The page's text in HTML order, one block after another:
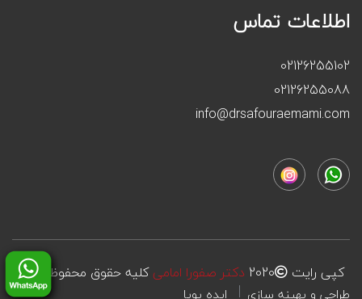
اطلاعات تماس
02126255102
02126255088
info@drsafouraemami.com
کپی رایت 2020 دکتر صفورا امامیکلیه حقوق محفوظ است
طراحی و بهینه سازی ایده پویا